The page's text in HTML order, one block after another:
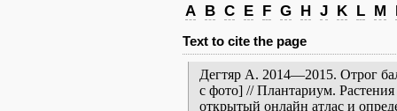
A B C E F G H J K L M
Text to cite the page
Дегтяр А. 2014—2015. Отрог
с фото] // Плантариум.
открытый онлайн атлас и